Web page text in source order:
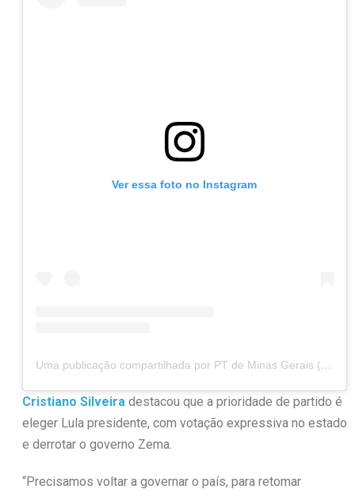
Ver essa foto no Instagram
Uma publicação compartilhada por PT de Minas Gerais (@ptdeminas)
Cristiano Silveiradestacou que a prioridade de partido é
eleger Lula presidente, com votação expressiva no estado
e derrotar o governo Zema.
“Precisamos voltar a governar o país, para retomar